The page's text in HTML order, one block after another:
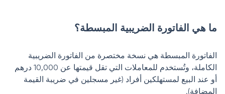
ما هي الفاتورة الضريبية المبسطة؟
الفاتورة المبسطة هي نسخة مختصرة من الفاتورة الضريبية
الكاملة، وتُستخدم للمعاملات التي تقل قيمتها عن 10,000 درهم
أو عند البيع لمستهلكين أفراد (غير مسجلين في ضريبة القيمة
المضافة).